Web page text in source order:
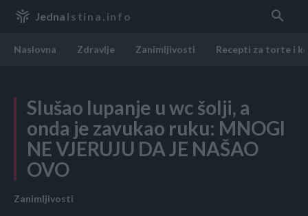
Jedna Istina.info
Naslovna Zdravlje Zanimljivosti Recepti za torte i
Slušao lupanje u wc šolji, a
onda je zavukao ruku: MNOGI
NE VJERUJU DA JE NAŠAO
OVO
Zanimljivosti